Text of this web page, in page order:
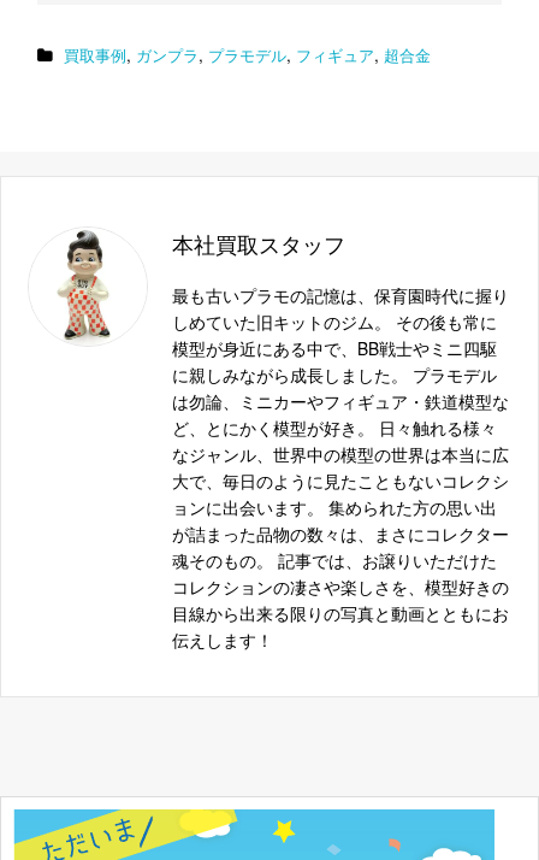
形 メカニカルムービングシリーズ レジンキャス
4518992206967
アクションタイプ 0.5mm PS290
フリーイング レーシングミク セパンVer. 1/8
バンダイ 1/100 MG FA-78 フルアーマー・ガンダ
ム Ver.Ka GUNDAM THUNDERBOLT版 0207589
4549660075899
バンダイ 1/100 MG MSZ-010 ダブルゼータガンダ
ム Ver.Ka プレミアムデカール同梱版 0222236
4549660222361
バンダイ 1/100 MG MS-06K ザク・キャノン 4543112555212
バンダイ MG 1/100 ガンダムTR-1 ヘイズル改 4549660195689
フリーイング ラウラ・ボーデヴィッヒ バニー
4571245295132
バンダイ LBX マグナオルタス シリーズNo.051
4543112844736
セット 45053
スティバル2014冬限定
オーキッドシード ボンデージVer. 1/7 すーぱーそ
4582292600886
買取事例, ガンプラ, プラモデル, フィギュア, 超合金
本社買取スタッフ
最も古いプラモの記憶は、保育園時代に握り
しめていた旧キットのジム。 その後も常に
模型が身近にある中で、BB戦士やミニ四駆
に親しみながら成長しました。 プラモデル
は勿論、ミニカーやフィギュア・鉄道模型な
ど、とにかく模型が好き。 日々触れる様々
なジャンル、世界中の模型の世界は本当に広
大で、毎日のように見たこともないコレクシ
ョンに出会います。 集められた方の思い出
が詰まった品物の数々は、まさにコレクター
魂そのもの。 記事では、お譲りいただけた
コレクションの凄さや楽しさを、模型好きの
目線から出来る限りの写真と動画とともにお
伝えします！